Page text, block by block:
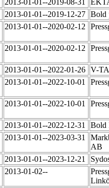
2013-01-01--2019-08-31
2013-01-01--2019-12-27 Bold
2013-01-01--2020-02-12
2013-01-01--2020-02-12
2013-01-01--2022-01-26 V-
2013-01-01--2022-10-01
2013-01-01--2022-10-01
2013-01-01--2022-12-31
Bold
2013-01-01--2023-03-31
AB
2013-01-01--2023-12-21
2013-01-02--